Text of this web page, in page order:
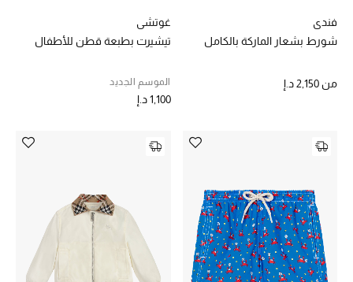
الموسم الجديد
النساء
الرجال
الجمال
الأطفال
فندي
شورط بشعار الماركة بالكامل
من2,150 د.إ
غوتشي
تيشيرت بطبعة قطن للأطفال
الموسم الجديد
1,100 د.إ